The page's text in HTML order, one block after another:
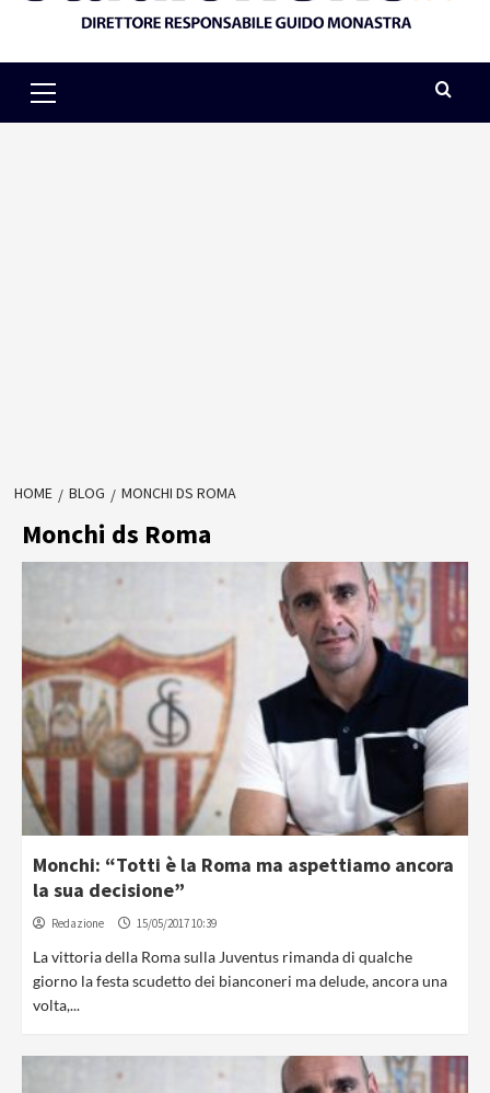
Menu
HOME BLOG MONCHI DS ROMA
Monchi ds Roma
Monchi: “Totti è la Roma ma aspettiamo ancora
la sua decisione”
Redazione 15/05/2017 10:39
La vittoria della Roma sulla Juventus rimanda di qualche
giorno la festa scudetto dei bianconeri ma delude, ancora una
volta,...